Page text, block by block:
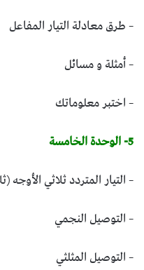
– طرق معادلة التيار المفاعل
– أمثلة و مسائل
– اختبر معلوماتك
5- الوحدة الخامسة
– التيار المتردد ثلاثي الأوجه
– التوصيل النجمي
– التوصيل المثلثي